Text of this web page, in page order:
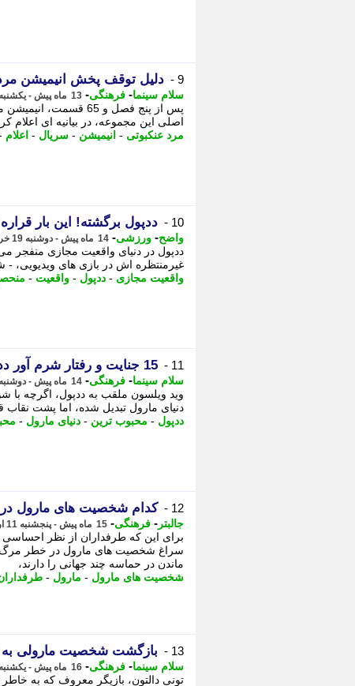
9 - دلیل توقف پخش انیمیشن مرد
سلام سینما- فرهنگی- 13 ماه پیش - یکشنبه 5 مرداد 1404، 12:02
اصلی این مجموعه، در بیانیه ای اعلام
مرد عنکبوتی - انیمیشن - سریال - اعلام
10 - ددپول برگشته! این بار
واضح- ورزشی- 14 ماه پیش - دوشنبه 19 خرداد 1404، 07:48
ددپول در دنیای واقعیت مجازی
غیرمنتظره اش در بازی های ویدیویی،
واقعیت مجازی - ددپول - واقعیت -
11 - 15 جنایت و رفتار شرم آور ددپول؛ ضدقهرمان شوخ اما بی رحم
سلام سینما- فرهنگی- 14 ماه پیش - دوشنبه 12 خرداد 1404، 20:03
وید ویلسون ملقب به ددپول، اگرچه
دنیای مارول تبدیل شده، اما پشت نقاب قرمز و زبان تندش، -
ددپول - محبوب ترین - دنیای مارول -
12 - کدام شخصیت های مارول در
جالبتر - فرهنگی- 15 ماه پیش - پنجشنبه 11 اردیبهشت 1404، 22:12
برای این که طرفداران از نظر
ماندن در حماسه چند جهانی را دارند،
شخصیت های مارول - مارول -
13 - بازگشت شخصیت مارولی به
سلام سینما- فرهنگی- 16 ماه پیش - یکشنبه 24 فروردین 1404، 20:03